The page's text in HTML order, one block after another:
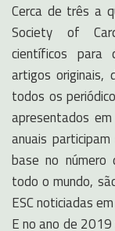
Cerca de três a
Society of
científicos para
artigos originais,
todos os
apresentados
anuais
base no número
todo o mundo,
ESC noticiadas
E no ano de